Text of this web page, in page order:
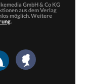
GmbH & Co KG
aus dem Verlag
möglich. Weitere
.